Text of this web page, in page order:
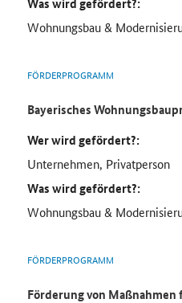
Wohnungsbau &
FÖRDERPROGRAMM
Bayerisches
Wer wird gefördert?:
Unternehmen, Privatperson
Was wird gefördert?:
Wohnungsbau &
FÖRDERPROGRAMM
Förderung von